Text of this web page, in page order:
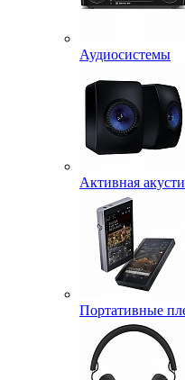
Аудиосистемы
Активная
Портативные